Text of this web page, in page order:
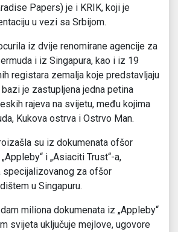
Papers) je i KRIK, koji je
u vezi sa Srbijom.
iz dvije renomirane agencije za
i iz Singapura, kao i iz 19
registara zemalja koje predstavljaju
je zastupljena jedna petina
rajeva na svijetu, među kojima
Kukova ostrva i Ostrvo Man.
su iz dokumenata ofšor
i „Asiaciti Trust“-a,
specijalizovanog za ofšor
u Singapuru.
miliona dokumenata iz „Appleby“
svijeta uključuje mejlove, ugovore